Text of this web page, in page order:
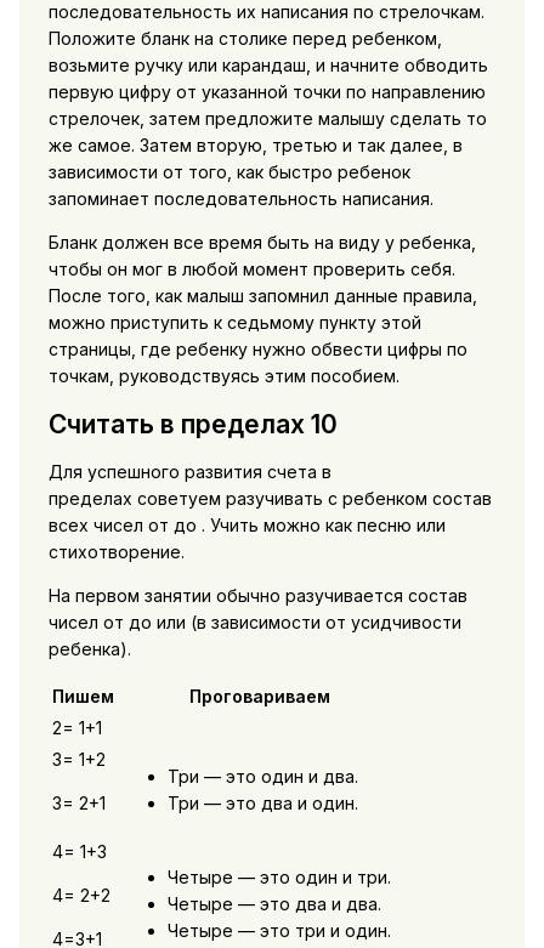
последовательность их написания по стрелочкам.
Положите бланк на столике перед ребенком,
возьмите ручку или карандаш, и начните обводить
первую цифру от указанной точки по направлению
стрелочек, затем предложите малышу сделать то
же самое. Затем вторую, третью и так далее, в
зависимости от того, как быстро ребенок
запоминает последовательность написания.
Бланк должен все время быть на виду у ребенка,
чтобы он мог в любой момент проверить себя.
После того, как малыш запомнил данные правила,
можно приступить к седьмому пункту этой
страницы, где ребенку нужно обвести цифры по
точкам, руководствуясь этим пособием.
Считать в пределах 10
Для успешного развития счета в
пределах советуем разучивать с ребенком состав
всех чисел от до . Учить можно как песню или
стихотворение.
На первом занятии обычно разучивается состав
чисел от до или (в зависимости от усидчивости
ребенка).
Пишем
Проговариваем
2= 1+1
3= 1+2
3= 2+1
Три — это один и два.
Три — это два и один.
4= 1+3
4= 2+2
4=3+1
Четыре — это один и три.
Четыре — это два и два.
Четыре — это три и один.